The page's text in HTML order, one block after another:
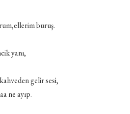
buruş.
yanı,
gelir sesi,
ne ayıp.